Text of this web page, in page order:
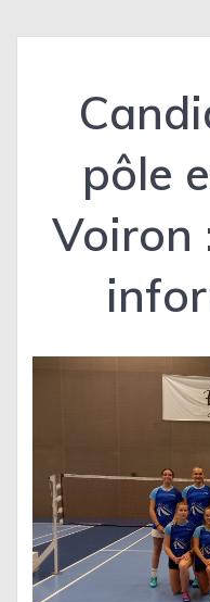
pôle
Voiron